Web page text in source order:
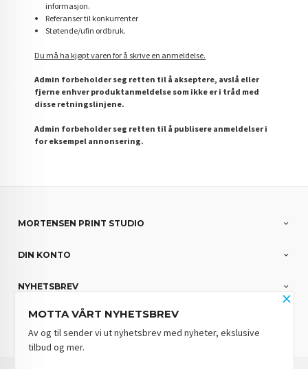
informasjon.
Referanser til konkurrenter
Støtende/ufin ordbruk.
Du må ha kjøpt varen for å skrive en anmeldelse.
Admin forbeholder seg retten til å akseptere, avslå eller
fjerne enhver produktanmeldelse som ikke er i tråd med
disse retningslinjene.
Admin forbeholder seg retten til å publisere anmeldelser i
for eksempel annonsering.
MORTENSEN PRINT STUDIO
DIN KONTO
NYHETSBREV
PARTNERE
×
MOTTA VÅRT NYHETSBREV
Av og til sender vi ut nyhetsbrev med nyheter, ekslusive
tilbud og mer.